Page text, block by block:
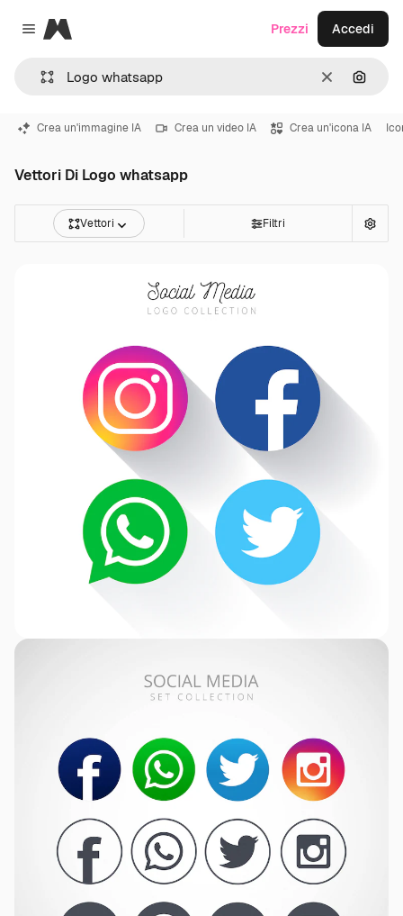
Close menu
Magnific
CancellaCerca
Prezzi Accedi
Crea un'immagine IA Crea un video IA Crea un'icona IA
Vettori Di Logo whatsapp
Vettori Filtri